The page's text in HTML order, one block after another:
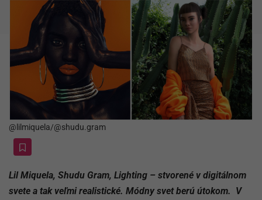
@lilmiquela/@shudu.gram
Lil Miquela, Shudu Gram, Lighting – stvorené v digitálnom
svete a tak veľmi realistické. Módny svet berú útokom. V